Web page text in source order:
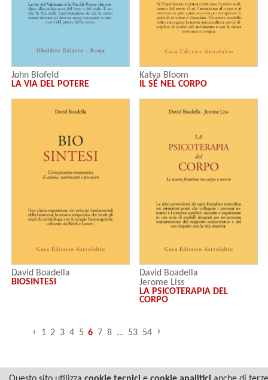
John Blofeld
LA VIA DEL POTERE
Katya Bloom
IL SÉ NEL CORPO
David Boadella
BIOSINTESI
David Boadella
Jerome Liss
LA PSICOTERAPIA DEL
CORPO
‹ 1 2 3 4 5 6 7 8 ... 53 54 ›